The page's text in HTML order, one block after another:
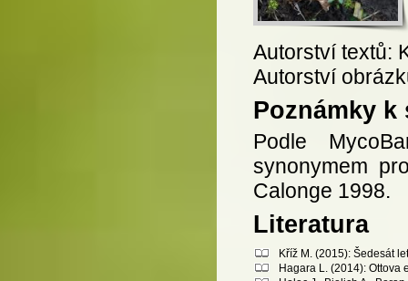
Autorství textů:
Autorství
Poznámky k
Podle
synonymem
Calonge 1998.
Literatura
Kříž M. (2015): Šedesát
Hagara L. (2014): Ottova